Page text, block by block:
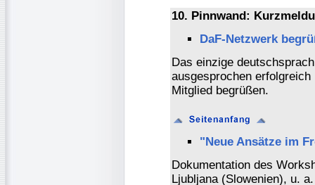
10. Pinnwand:
DaF-Netzwerk
Das einzige
ausgesprochen
Mitglied begrüßen.
"Neue Ansätze im
Dokumentation des
Ljubljana (Slowenien), u.